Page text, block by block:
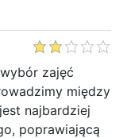
zajęć
między
najbardziej
poprawiającą